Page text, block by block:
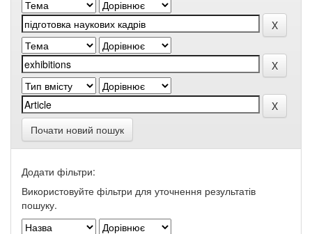
Почати новий пошук
Додати фільтри:
Використовуйте фільтри для уточнення результатів
пошуку.